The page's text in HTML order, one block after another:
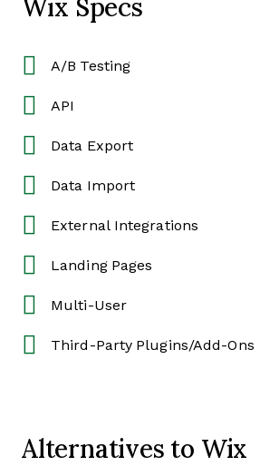
A/B Testing
API
Data Export
Data Import
External Integrations
Landing Pages
Multi-User
Third-Party Plugins/Add-Ons
Alternatives to Wix